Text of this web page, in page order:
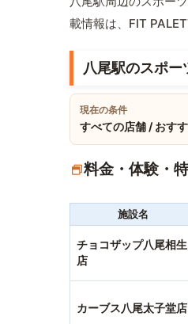
載情報は、FIT
八尾駅のスポ
現在の条件
すべての店舗 / おす
料金・体験・
施設名
チョコザップ八尾相生
店
カーブス八尾太子堂店